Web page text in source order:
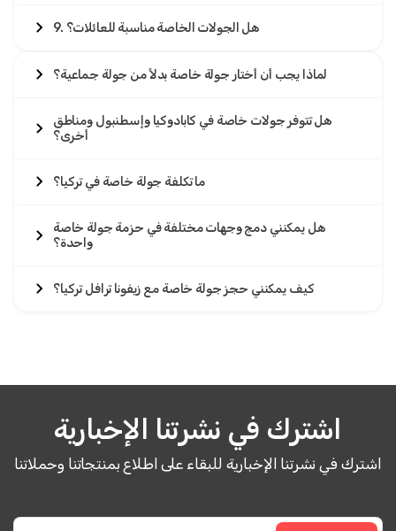
9. هل الجولات الخاصة مناسبة للعائلات؟
لماذا يجب أن أختار جولة خاصة بدلاً من جولة جماعية؟
هل تتوفر جولات خاصة في كابادوكيا وإسطنبول ومناطق
أخرى؟
ما تكلفة جولة خاصة في تركيا؟
هل يمكنني دمج وجهات مختلفة في حزمة جولة خاصة
واحدة؟
كيف يمكنني حجز جولة خاصة مع زيفونا ترافل تركيا؟
اشترك في نشرتنا الإخبارية
اشترك في نشرتنا الإخبارية للبقاء على اطلاع بمنتجاتنا وحملاتنا